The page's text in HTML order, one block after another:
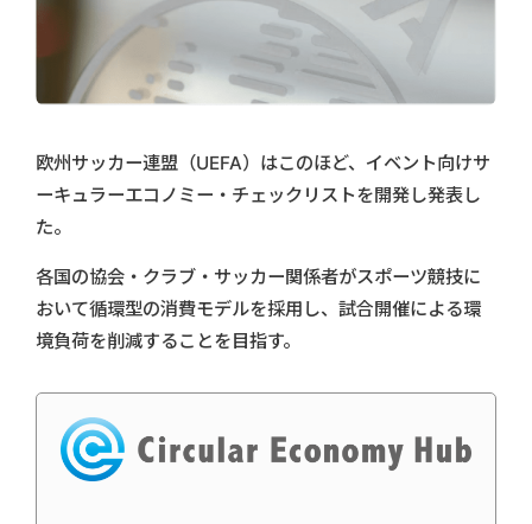
欧州サッカー連盟（UEFA）はこのほど、イベント向けサ
ーキュラーエコノミー・チェックリストを開発し発表し
た。
各国の協会・クラブ・サッカー関係者がスポーツ競技に
おいて循環型の消費モデルを採用し、試合開催による環
境負荷を削減することを目指す。